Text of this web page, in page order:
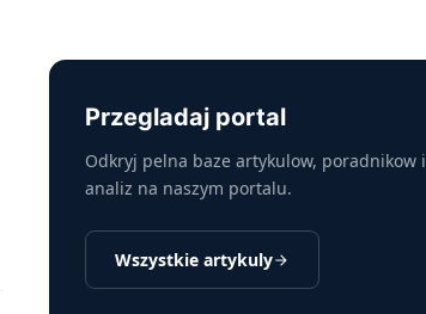
Przegladaj portal
Odkryj pelna baze artykulow, poradnikow i
analiz na naszym portalu.
Wszystkie artykuly